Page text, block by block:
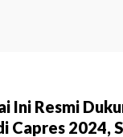
Ini Resmi
Capres 2024,